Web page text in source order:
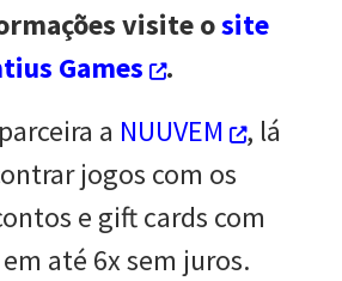
visite osite
Games
.
a NUUVEM
, lá
jogos com os
e gift cards com
até 6x sem juros.